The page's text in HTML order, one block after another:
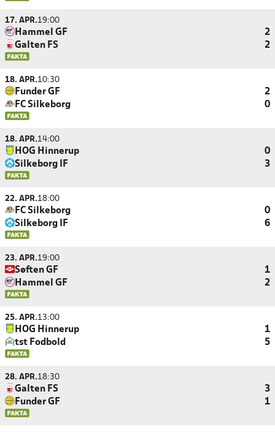
17. APR.19:00
Hammel GF
2
Galten FS
2
18. APR.10:30
Funder GF
2
FC Silkeborg
0
18. APR.14:00
HOG Hinnerup
0
Silkeborg IF
3
22. APR.18:00
FC Silkeborg
0
Silkeborg IF
6
23. APR.19:00
Søften GF
1
Hammel GF
2
25. APR.13:00
HOG Hinnerup
1
tst Fodbold
5
28. APR.18:30
Galten FS
3
Funder GF
1